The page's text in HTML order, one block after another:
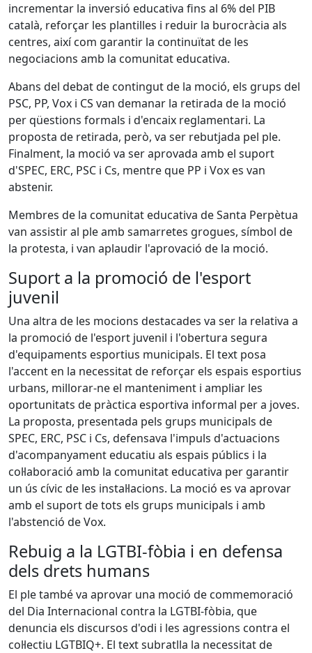
incrementar la inversió educativa fins al 6% del PIB
català, reforçar les plantilles i reduir la burocràcia als
centres, així com garantir la continuïtat de les
negociacions amb la comunitat educativa.
Abans del debat de contingut de la moció, els grups del
PSC, PP, Vox i CS van demanar la retirada de la moció
per qüestions formals i d'encaix reglamentari. La
proposta de retirada, però, va ser rebutjada pel ple.
Finalment, la moció va ser aprovada amb el suport
d'SPEC, ERC, PSC i Cs, mentre que PP i Vox es van
abstenir.
Membres de la comunitat educativa de Santa Perpètua
van assistir al ple amb samarretes grogues, símbol de
la protesta, i van aplaudir l'aprovació de la moció.
Suport a la promoció de l'esport
juvenil
Una altra de les mocions destacades va ser la relativa a
la promoció de l'esport juvenil i l'obertura segura
d'equipaments esportius municipals. El text posa
l'accent en la necessitat de reforçar els espais esportius
urbans, millorar-ne el manteniment i ampliar les
oportunitats de pràctica esportiva informal per a joves.
La proposta, presentada pels grups municipals de
SPEC, ERC, PSC i Cs, defensava l'impuls d'actuacions
d'acompanyament educatiu als espais públics i la
col·laboració amb la comunitat educativa per garantir
un ús cívic de les instal·lacions. La moció es va aprovar
amb el suport de tots els grups municipals i amb
l'abstenció de Vox.
Rebuig a la LGTBI-fòbia i en defensa
dels drets humans
El ple també va aprovar una moció de commemoració
del Dia Internacional contra la LGTBI-fòbia, que
denuncia els discursos d'odi i les agressions contra el
col·lectiu LGTBIQ+. El text subratlla la necessitat de